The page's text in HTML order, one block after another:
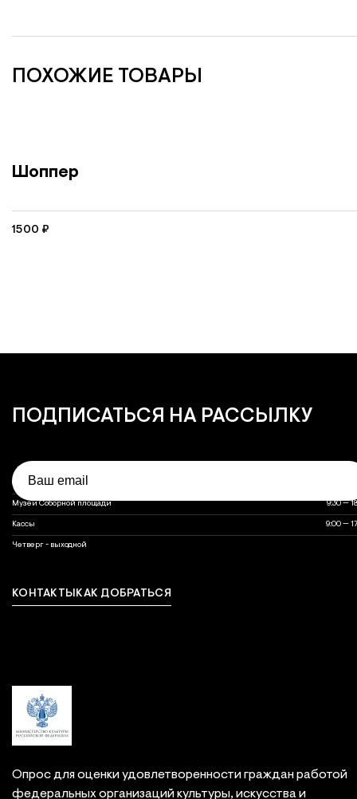
ПОХОЖИЕ ТОВАРЫ
Шоппер
1500 ₽
ПОДПИСАТЬСЯ НА РАССЫЛКУ
Email
Часы работы объектов музея
Объект
Оружейная палата
Музеи Соборной площади 9:30 —
Кассы 9:00 —
Четверг - выходной
Связаться с нами
КОНТАКТЫКАК ДОБРАТЬСЯ
Опрос для оценки удовлетворенности граждан работой
федеральных организаций культуры, искусства и